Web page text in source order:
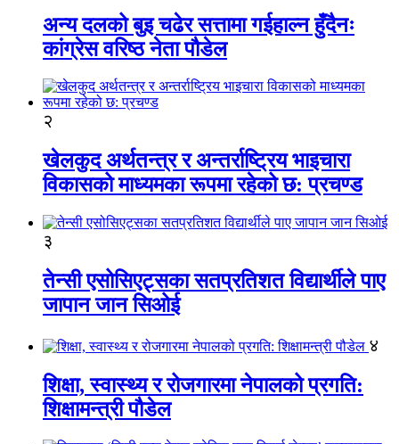
अन्य दलको बुइ चढेर सत्तामा गईहाल्न हुँदैनः
कांग्रेस वरिष्ठ नेता पौडेल
२
खेलकुद अर्थतन्त्र र अन्तर्राष्ट्रिय भाइचारा
विकासको माध्यमका रूपमा रहेको छ: प्रचण्ड
३
तेन्सी एसोसिएट्सका सतप्रतिशत विद्यार्थीले पाए
जापान जान सिओई
४
शिक्षा, स्वास्थ्य र रोजगारमा नेपालको प्रगति:
शिक्षामन्त्री पौडेल